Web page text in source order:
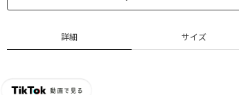
詳細 サイズ